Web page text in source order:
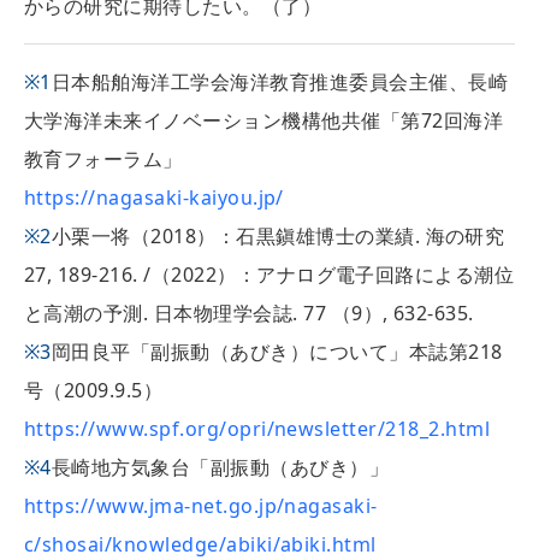
からの研究に期待したい。（了）
※1 日本船舶海洋工学会海洋教育推進委員会主催、長崎
大学海洋未来イノベーション機構他共催「第72回海洋
教育フォーラム」
https://nagasaki-kaiyou.jp/
※2小栗一将（2018）：石黒鎭雄博士の業績. 海の研究
27, 189-216. /（2022）：アナログ電子回路による潮位
と高潮の予測. 日本物理学会誌. 77 （9）, 632-635.
※3岡田良平「副振動（あびき）について」本誌第218
号（2009.9.5）
https://www.spf.org/opri/newsletter/218_2.html
※4長崎地方気象台「副振動（あびき）」
https://www.jma-net.go.jp/nagasaki-
c/shosai/knowledge/abiki/abiki.html